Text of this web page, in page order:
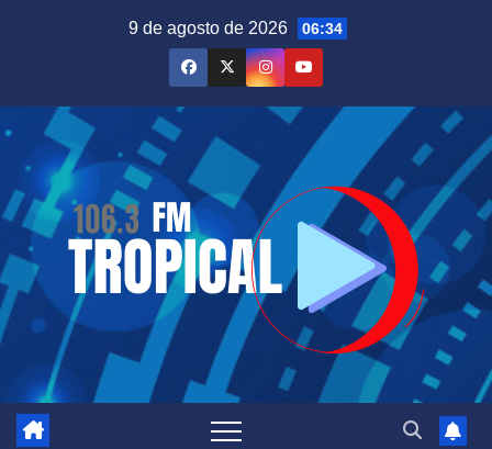
9 de agosto de 2026 06:34